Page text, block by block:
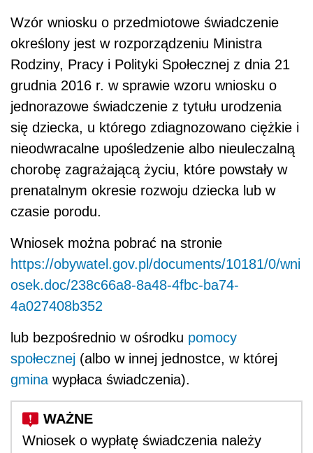
Wzór wniosku o przedmiotowe świadczenie
określony jest w rozporządzeniu Ministra
Rodziny, Pracy i Polityki Społecznej z dnia 21
grudnia 2016 r. w sprawie wzoru wniosku o
jednorazowe świadczenie z tytułu urodzenia
się dziecka, u którego zdiagnozowano ciężkie i
nieodwracalne upośledzenie albo nieuleczalną
chorobę zagrażającą życiu, które powstały w
prenatalnym okresie rozwoju dziecka lub w
czasie porodu.
Wniosek można pobrać na stronie
https://obywatel.gov.pl/documents/10181/0/wni
osek.doc/238c66a8-8a48-4fbc-ba74-
4a027408b352
lub bezpośrednio w ośrodku pomocy
społecznej (albo w innej jednostce, w której
gmina wypłaca świadczenia).
Wniosek o wypłatę świadczenia należy